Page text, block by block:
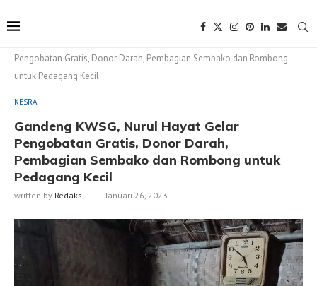
Pengobatan Gratis, Donor Darah, Pembagian Sembako dan Rombong
untuk Pedagang Kecil
KESRA
Gandeng KWSG, Nurul Hayat Gelar
Pengobatan Gratis, Donor Darah,
Pembagian Sembako dan Rombong untuk
Pedagang Kecil
written by Redaksi Januari 26, 2023